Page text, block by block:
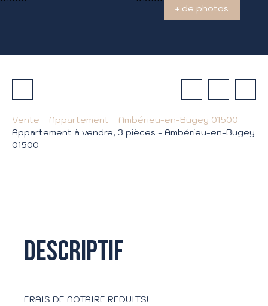
+ de photos
Vente Appartement
Ambérieu-en-Bugey 01500
Appartement à vendre, 3 pièces - Ambérieu-en-Bugey
01500
Descriptif
FRAIS DE NOTAIRE REDUITS!